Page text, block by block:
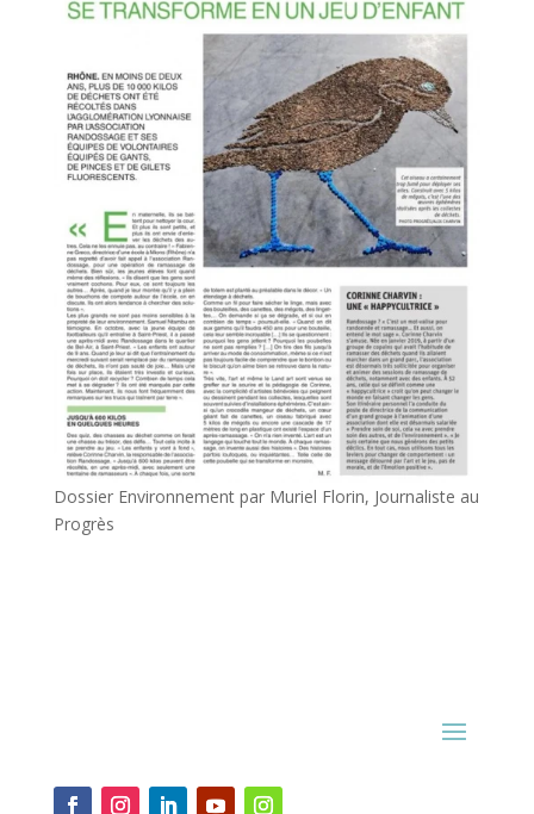
Dossier Environnement par Muriel Florin, Journaliste au
Progrès